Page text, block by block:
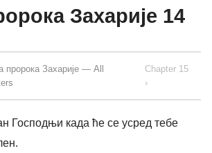
Захарије 14
пророка Захарије — All
Chapter 15
›
Господњи када ће се усред тебе